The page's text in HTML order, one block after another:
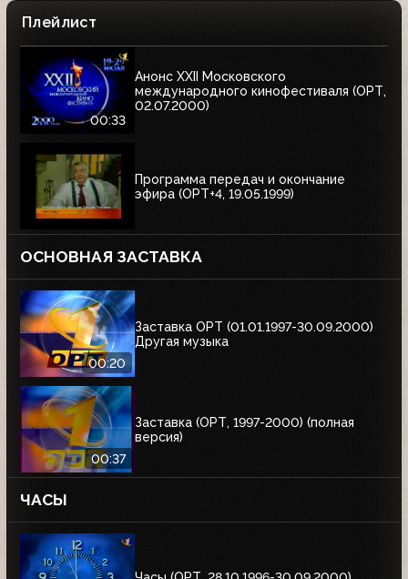
Плейлист
00:33
Анонс XXII Московского
международного кинофестиваля (ОРТ,
02.07.2000)
Программа передач и окончание
эфира (ОРТ+4, 19.05.1999)
ОСНОВНАЯ ЗАСТАВКА
00:20
Заставка ОРТ (01.01.1997-30.09.2000)
Другая музыка
00:37
Заставка (ОРТ, 1997-2000) (полная
версия)
ЧАСЫ